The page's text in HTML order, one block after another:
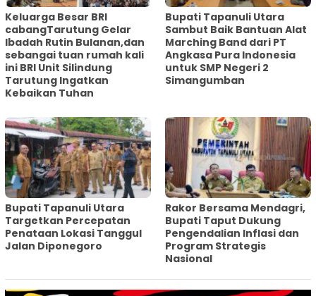
Keluarga Besar BRI
cabangTarutung Gelar
Ibadah Rutin Bulanan,dan
sebangai tuan rumah kali
ini BRI Unit Silindung
Tarutung Ingatkan
Kebaikan Tuhan
Bupati Tapanuli Utara
Sambut Baik Bantuan Alat
Marching Band dari PT
Angkasa Pura Indonesia
untuk SMP Negeri 2
Simangumban
‎Bupati Tapanuli Utara
Targetkan Percepatan
Penataan Lokasi Tanggul
Jalan Diponegoro
Rakor Bersama Mendagri,
Bupati Taput Dukung
Pengendalian Inflasi dan
Program Strategis
Nasional‎